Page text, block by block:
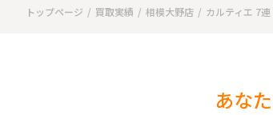
トップページ 買取実績 相模大野店 カルティエ 7
あな